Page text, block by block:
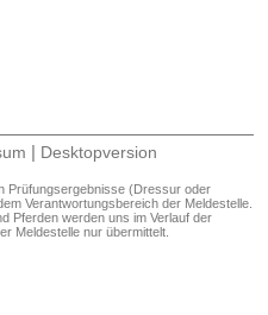
| Desktopversion
Prüfungsergebnisse (Dressur oder
Verantwortungsbereich der Meldestelle.
Pferden werden uns im Verlauf der
Meldestelle nur übermittelt.